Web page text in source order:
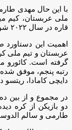
با این حال مهدی
ملی عربستان، کیم
قاره در سال ۲۰۲۲ شود.
اهمیت این دستاورد
عربستان و تیم ملی
رتبه پنجم، موفق شده
دایچی کامادا، ریتسو
در مجموع و از بین
دو بازیکن از کره
طارمی و سالم